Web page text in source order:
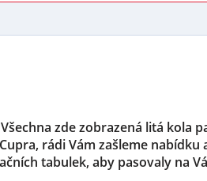
zde zobrazená litá kola
rádi Vám zašleme
tabulek, aby pasovaly na